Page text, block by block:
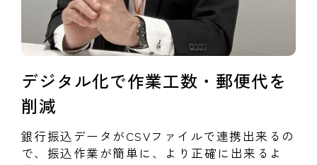
デジタル化で作業工数・郵便代を
削減
銀行振込データがCSVファイルで連携出来るの
で、振込作業が簡単に、より正確に出来るよ